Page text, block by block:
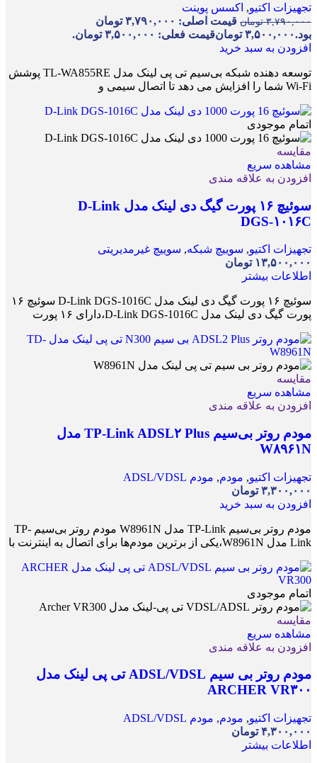
تجهیزات اکتیو, اکسس پوینت
۳,۷۹۰,۰۰۰ تومان
قیمت اصلی: ۳,۷۹۰,۰۰۰ تومان
بود.۳,۵۰۰,۰۰۰ تومانقیمت فعلی: ۳,۵۰۰,۰۰۰ تومان.
افزودن به سبد خرید
توسعه دهنده شبکه بی‌سیم تی پی لینک مدل TL-WA855RE پوشش
Wi-Fi شما را افزایش می دهد تا اتصال سیمی و
اتمام موجودی
مقایسه
مشاهده سریع
افزودن به علاقه مندی
سوئیچ ۱۶ پورت گیگ دی لینک مدل D-Link
DGS-۱۰۱۶C
تجهیزات اکتیو, سوییچ شبکه, سوییچ غیرمدیریتی
۱۳,۵۰۰,۰۰۰ تومان
اطلاعات بیشتر
سوئیچ ۱۶ پورت گیگ دی لینک مدل D-Link DGS-1016C سوئیچ ۱۶
پورت گیگ دی لینک مدل D-Link DGS-1016C،دارای ۱۶ پورت
مقایسه
مشاهده سریع
افزودن به علاقه مندی
مودم روتر بی‌سیم TP-Link ADSL۲ Plus مدل
W۸۹۶۱N
تجهیزات اکتیو, مودم, مودم ADSL/VDSL
۳,۳۰۰,۰۰۰ تومان
افزودن به سبد خرید
مودم روتر بی‌سیم TP-Link مدل W8961N مودم روتر بی‌سیم TP-
Link مدل W8961N،یکی از برترین مودم‌ها برای اتصال به اینترنت با
اتمام موجودی
مقایسه
مشاهده سریع
افزودن به علاقه مندی
مودم روتر بی سیم ADSL/VDSL تی پی لینک مدل
ARCHER VR۳۰۰
تجهیزات اکتیو, مودم, مودم ADSL/VDSL
۴,۳۰۰,۰۰۰ تومان
اطلاعات بیشتر